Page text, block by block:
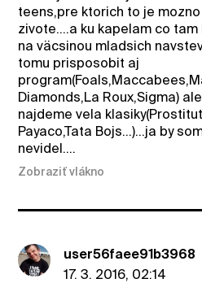
teens,pre ktorich to je
zivote....a ku kapelam co
na väcsinou mladsich
tomu prisposobit aj
Diamonds,La Roux,Sigma)
najdeme vela
Payaco,Tata Bojs...)...ja by
nevidel....
Zobraziť vlákno
user56faee91b3968
17. 3. 2016, 02:14